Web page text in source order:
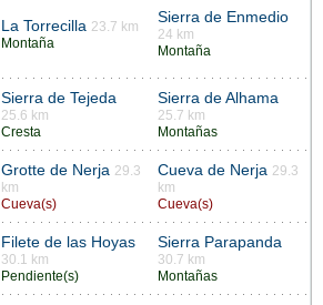
La Torrecilla 23.7 km
Montaña
Sierra de Enmedio
24 km
Montaña
Sierra de Tejeda
25.6 km
Cresta
Sierra de Alhama
25.7 km
Montañas
Grotte de Nerja 29.3
km
Cueva(s)
Cueva de Nerja 29.3
km
Cueva(s)
Filete de las Hoyas
30.1 km
Pendiente(s)
Sierra Parapanda
30.7 km
Montañas